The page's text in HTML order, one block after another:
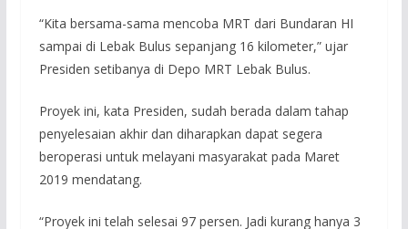
“Kita bersama-sama mencoba MRT dari Bundaran HI
sampai di Lebak Bulus sepanjang 16 kilometer,” ujar
Presiden setibanya di Depo MRT Lebak Bulus.
Proyek ini, kata Presiden, sudah berada dalam tahap
penyelesaian akhir dan diharapkan dapat segera
beroperasi untuk melayani masyarakat pada Maret
2019 mendatang.
“Proyek ini telah selesai 97 persen. Jadi kurang hanya 3